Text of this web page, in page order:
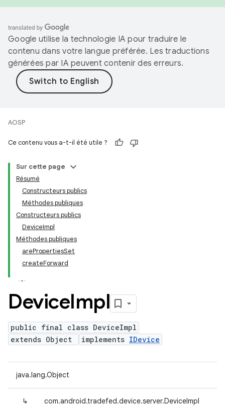
Google utilise la technologie IA pour traduire le
contenu dans votre langue préférée. Les traductions
générées par IA peuvent contenir des erreurs.
AOSP
Ce contenu vous a-t-il été utile ?
Sur cette page
Résumé
Constructeurs publics
Méthodes publiques
Constructeurs publics
DeviceImpl
Méthodes publiques
arePropertiesSet
createForward
DeviceImpl
public final class DeviceImpl
extends Object
implements IDevice
java.lang.Object
↳ com.android.tradefed.device.server.DeviceImpl